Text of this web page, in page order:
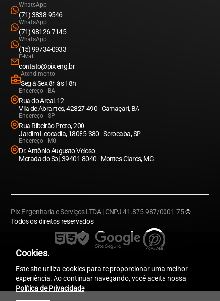
WhatsApp
(71) 3838-9546
WhatsApp
(71) 98126-7145
WhatsApp
(15) 99734-0933
E-Mail
contato@pix.eng.br
Atendimento
Seg à Sex 8h às 18h
Endereço - BA
Rua do Areal, 12
Vila de Abrantes, 42827-490 - Camaçari, BA
Endereço - SP
Rua Ribeirão Preto, 200
Jardim Leocadia, 18085-380 - Sorocaba, SP
Endereço - MG
Dr. Antônio Augusto Veloso
Morada do Sol, 39401-8040 - Montes Claros, MG
Pix Engenharia e Serviços LTDA | CNPJ 41.875.987/0001-75©
Todos os direitos reservados
Cookies.
Este site utiliza cookies para te proporcionar uma melhor
experiência. Ao continuar navegando, você aceita nossa
Política de Privacidade